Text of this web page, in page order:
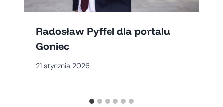
Radosław Pyffel dla portalu
Goniec
21 stycznia 2026